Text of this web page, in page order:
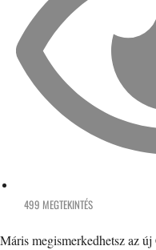
499 MEGTEKINTÉS
Máris megismerkedhetsz az